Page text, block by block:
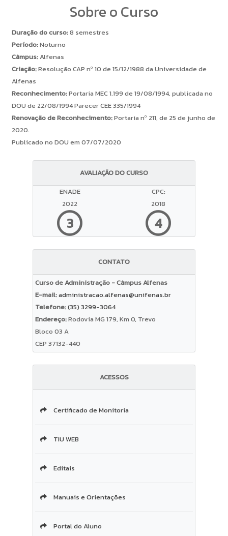
Sobre o Curso
Duração do curso:8 semestres
Período:Noturno
Câmpus:Alfenas
Criação:Resolução CAP nº 10 de 15/12/1988 da Universidade de
Alfenas
Reconhecimento:Portaria MEC 1.199 de 19/08/1994, publicada no
DOU de 22/08/1994 Parecer CEE 335/1994
Renovação de Reconhecimento:Portaria nº 211, de 25 de junho de
2020.
Publicado no DOU em 07/07/2020
AVALIAÇÃO DO CURSO
ENADE
2022
3
CPC:
2018
4
CONTATO
Curso de Administração - Câmpus Alfenas
E-mail:administracao.alfenas@unifenas.br
Telefone:(35) 3299-3064
Endereço:Rodovia MG 179, Km 0, Trevo
Bloco 03 A
CEP 37132-440
ACESSOS
Certificado de Monitoria
TIU WEB
Editais
Manuais e Orientações
Portal do Aluno